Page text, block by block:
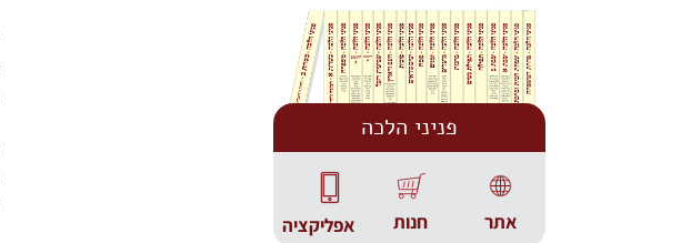
פניני הלכה
אתר חנות אפליקציה